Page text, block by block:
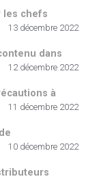
les chefs
13 décembre 2022
dans
12 décembre 2022
à
11 décembre 2022
10 décembre 2022